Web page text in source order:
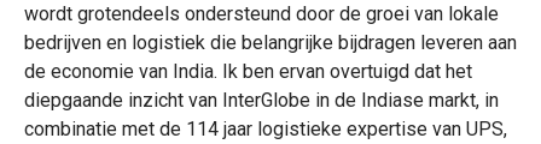
wordt grotendeels ondersteund door de groei van lokale
bedrijven en logistiek die belangrijke bijdragen leveren aan
de economie van India. Ik ben ervan overtuigd dat het
diepgaande inzicht van InterGlobe in de Indiase markt, in
combinatie met de 114 jaar logistieke expertise van UPS,